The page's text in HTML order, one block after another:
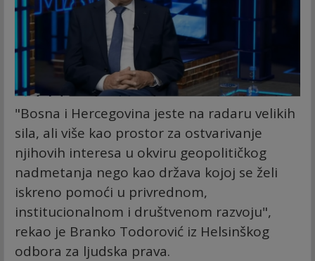
"Bosna i Hercegovina jeste na radaru velikih
sila, ali više kao prostor za ostvarivanje
njihovih interesa u okviru geopolitičkog
nadmetanja nego kao država kojoj se želi
iskreno pomoći u privrednom,
institucionalnom i društvenom razvoju",
rekao je Branko Todorović iz Helsinškog
odbora za ljudska prava.